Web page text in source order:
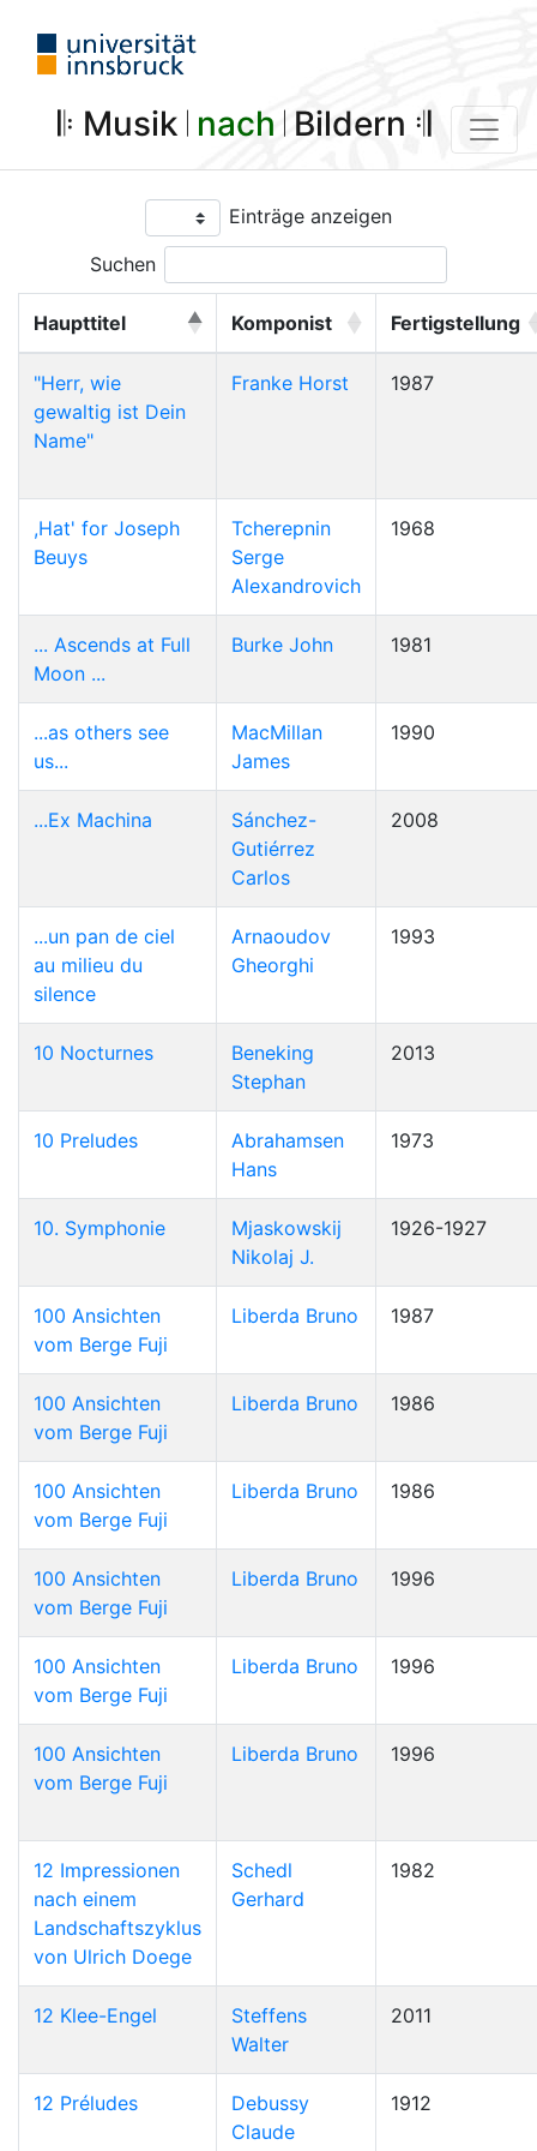
𝄆 Musik 𝄀 nach 𝄀 Bildern 𝄇
Einträge anzeigen
Suchen
Haupttitel Komponist Fertigstellung
"Herr, wie
gewaltig ist Dein
Name"
Franke Horst 1987
,Hat' for Joseph
Beuys
Tcherepnin
Serge
Alexandrovich
1968
... Ascends at Full
Moon ...
Burke John 1981
...as others see
us...
MacMillan
James
1990
...Ex Machina
Sánchez-
Gutiérrez
Carlos
2008
...un pan de ciel
au milieu du
silence
Arnaoudov
Gheorghi
1993
10 Nocturnes
Beneking
Stephan
2013
10 Preludes
Abrahamsen
Hans
1973
10. Symphonie
Mjaskowskij
Nikolaj J.
1926-1927
100 Ansichten
vom Berge Fuji
Liberda Bruno 1987
100 Ansichten
vom Berge Fuji
Liberda Bruno 1986
100 Ansichten
vom Berge Fuji
Liberda Bruno 1986
100 Ansichten
vom Berge Fuji
Liberda Bruno 1996
100 Ansichten
vom Berge Fuji
Liberda Bruno 1996
100 Ansichten
vom Berge Fuji
Liberda Bruno 1996
12 Impressionen
nach einem
Landschaftszyklus
von Ulrich Doege
Schedl
Gerhard
1982
12 Klee-Engel
Steffens
Walter
2011
12 Préludes
Debussy
Claude
1912